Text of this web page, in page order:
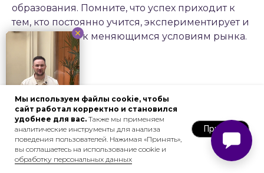
образования. Помните, что успех приходит к
тем, кто постоянно учится, экспериментирует и
адаптируется к меняющимся условиям рынка.
Понравилась статья?
Мы используем файлы cookie, чтобы
сайт работал корректно и становился
удобнее для вас. Также мы применяем
аналитические инструменты для анализа
поведения пользователей. Нажимая «Принять»,
вы соглашаетесь на использование cookie и
обработку персональных данных
Принять